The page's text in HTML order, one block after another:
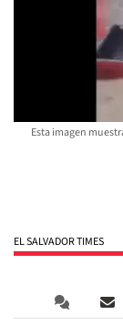
Esta imagen
EL SALVADOR TIMES